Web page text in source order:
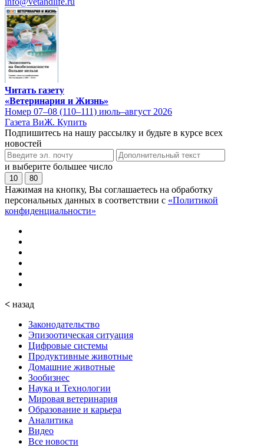
Читать газету
«Ветеринария и Жизнь»
Номер 07–08 (110–111) июль–август 2026
Газета ВиЖ. Купить
Подпишитесь на нашу рассылку и будьте в курсе всех
новостей
и выберите большее число
10 80
Нажимая на кнопку, Вы соглашаетесь на обработку
персональных данных в соответствии с «Политикой
конфиденциальности»
< назад
Законодательство
Эпизоотическая ситуация
Цифровые системы
Продуктивные животные
Домашние животные
Зообизнес
Наука и Технологии
Мировая ветеринария
Образование и карьера
Аналитика
Видео
Все новости